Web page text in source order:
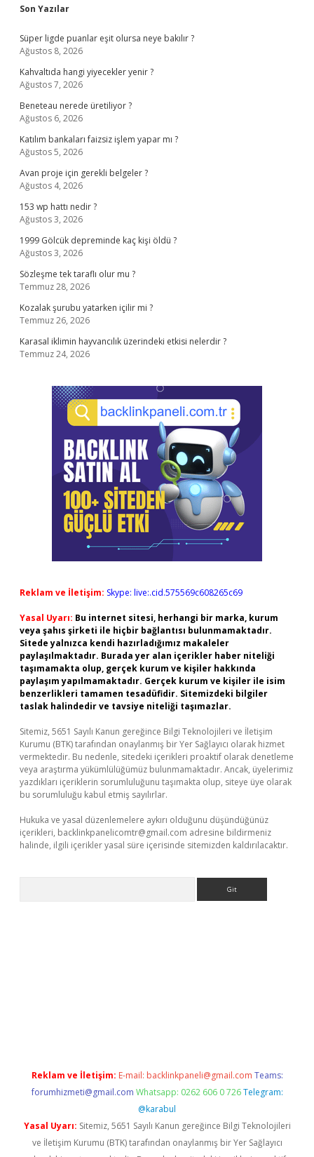
Sidebar
Son Yazılar
Süper ligde puanlar eşit olursa neye bakılır ?
Ağustos 8, 2026
Kahvaltıda hangi yiyecekler yenir ?
Ağustos 7, 2026
Beneteau nerede üretiliyor ?
Ağustos 6, 2026
Katılım bankaları faizsiz işlem yapar mı ?
Ağustos 5, 2026
Avan proje için gerekli belgeler ?
Ağustos 4, 2026
153 wp hattı nedir ?
Ağustos 3, 2026
1999 Gölcük depreminde kaç kişi öldü ?
Ağustos 3, 2026
Sözleşme tek taraflı olur mu ?
Temmuz 28, 2026
Kozalak şurubu yatarken içilir mi ?
Temmuz 26, 2026
Karasal iklimin hayvancılık üzerindeki etkisi nelerdir ?
Temmuz 24, 2026
Reklam ve İletişim: Skype: live:.cid.575569c608265c69
Yasal Uyarı: Bu internet sitesi, herhangi bir marka, kurum
veya şahıs şirketi ile hiçbir bağlantısı bulunmamaktadır.
Sitede yalnızca kendi hazırladığımız makaleler
paylaşılmaktadır. Burada yer alan içerikler haber niteliği
taşımamakta olup, gerçek kurum ve kişiler hakkında
paylaşım yapılmamaktadır. Gerçek kurum ve kişiler ile isim
benzerlikleri tamamen tesadüfidir. Sitemizdeki bilgiler
taslak halindedir ve tavsiye niteliği taşımazlar.
Sitemiz, 5651 Sayılı Kanun gereğince Bilgi Teknolojileri ve İletişim
Kurumu (BTK) tarafından onaylanmış bir Yer Sağlayıcı olarak hizmet
vermektedir. Bu nedenle, sitedeki içerikleri proaktif olarak denetleme
veya araştırma yükümlülüğümüz bulunmamaktadır. Ancak, üyelerimiz
yazdıkları içeriklerin sorumluluğunu taşımakta olup, siteye üye olarak
bu sorumluluğu kabul etmiş sayılırlar.
Hukuka ve yasal düzenlemelere aykırı olduğunu düşündüğünüz
içerikleri, backlinkpanelicomtr@gmail.com adresine bildirmeniz
halinde, ilgili içerikler yasal süre içerisinde sitemizden kaldırılacaktır.
Reklam ve İletişim: E-mail: backlinkpaneli@gmail.com Teams:
forumhizmeti@gmail.com Whatsapp: 0262 606 0 726 Telegram:
@karabul
Yasal Uyarı: Sitemiz, 5651 Sayılı Kanun gereğince Bilgi Teknolojileri
ve İletişim Kurumu (BTK) tarafından onaylanmış bir Yer Sağlayıcı